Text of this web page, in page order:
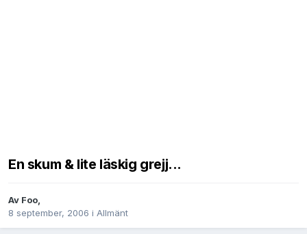
En skum & lite läskig grejj...
Av Foo,
8 september, 2006 i Allmänt